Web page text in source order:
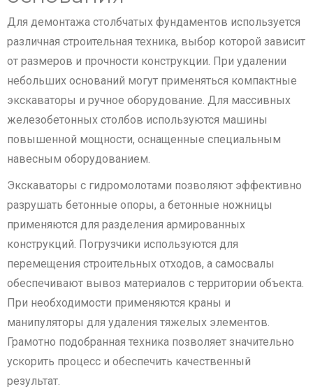
Для демонтажа столбчатых фундаментов используется
различная строительная техника, выбор которой зависит
от размеров и прочности конструкции. При удалении
небольших оснований могут применяться компактные
экскаваторы и ручное оборудование. Для массивных
железобетонных столбов используются машины
повышенной мощности, оснащенные специальным
навесным оборудованием.
Экскаваторы с гидромолотами позволяют эффективно
разрушать бетонные опоры, а бетонные ножницы
применяются для разделения армированных
конструкций. Погрузчики используются для
перемещения строительных отходов, а самосвалы
обеспечивают вывоз материалов с территории объекта.
При необходимости применяются краны и
манипуляторы для удаления тяжелых элементов.
Грамотно подобранная техника позволяет значительно
ускорить процесс и обеспечить качественный
результат.